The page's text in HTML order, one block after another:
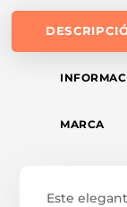
MARCA
Este